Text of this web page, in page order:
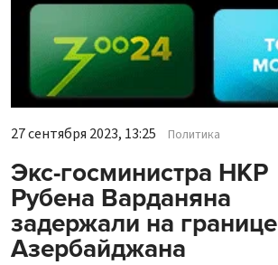
27 сентября 2023, 13:25 Политика
Экс-госминистра НКР
Рубена Варданяна
задержали на границе
Азербайджана